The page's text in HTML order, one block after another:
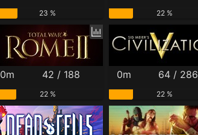
23 % 22 %
0m 42 / 188
22 %
0m 64 / 286
22 %